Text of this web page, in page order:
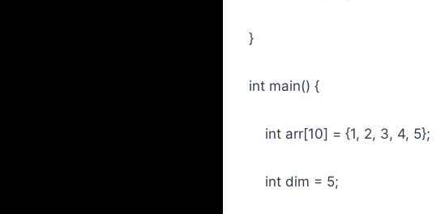
}
int main() {
int arr[10] = {1, 2, 3, 4, 5};
int dim = 5;